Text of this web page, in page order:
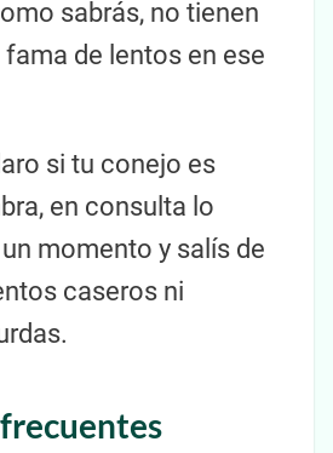
sabrás, no tienen
de lentos en ese
si tu conejo es
en consulta lo
momento y salís de
caseros ni